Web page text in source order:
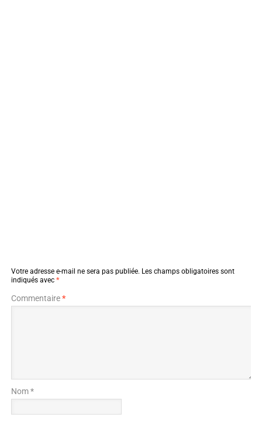
Votre adresse e-mail ne sera pas publiée. Les champs obligatoires sont
indiqués avec *
Commentaire*
Nom *